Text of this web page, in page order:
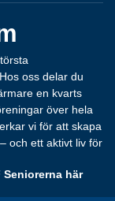
oss delar du
en kvarts
över hela
vi för att skapa
och ett aktivt liv för
Seniorerna här